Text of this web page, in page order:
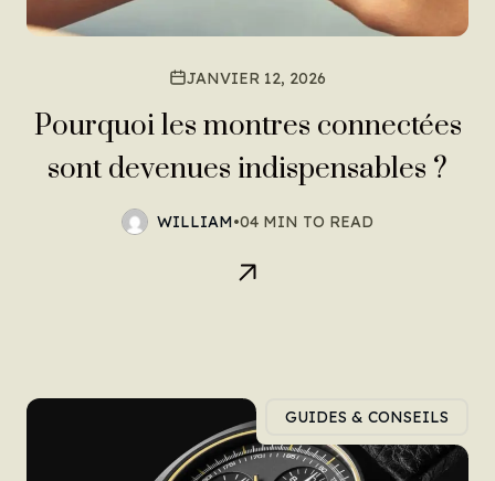
JANVIER 12, 2026
Pourquoi les montres connectées
sont devenues indispensables ?
WILLIAM•04 MIN TO READ
GUIDES & CONSEILS